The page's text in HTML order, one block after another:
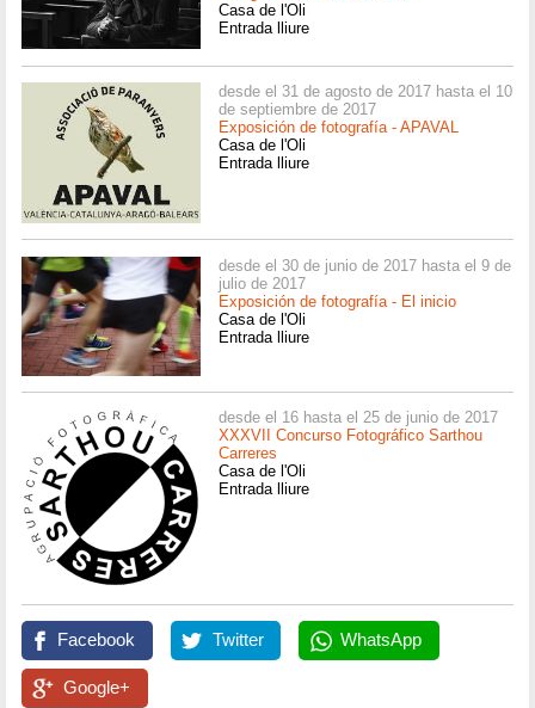
Casa de l'Oli
Entrada lliure
desde el 31 de agosto de 2017 hasta el 10
de septiembre de 2017
Exposición de fotografía - APAVAL
Casa de l'Oli
Entrada lliure
desde el 30 de junio de 2017 hasta el 9 de
julio de 2017
Exposición de fotografía - El inicio
Casa de l'Oli
Entrada lliure
desde el 16 hasta el 25 de junio de 2017
XXXVII Concurso Fotográfico Sarthou
Carreres
Casa de l'Oli
Entrada lliure
Facebook Twitter WhatsApp
Google+